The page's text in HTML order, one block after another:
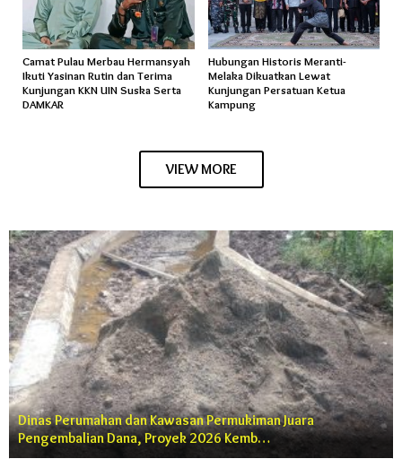
Camat Pulau Merbau Hermansyah
Ikuti Yasinan Rutin dan Terima
Kunjungan KKN UIN Suska Serta
DAMKAR
Hubungan Historis Meranti-
Melaka Dikuatkan Lewat
Kunjungan Persatuan Ketua
Kampung
VIEW MORE
Dinas Perumahan dan Kawasan Permukiman Juara
Pengembalian Dana, Proyek 2026 Kemb…